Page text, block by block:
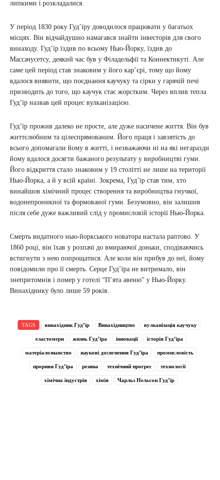
липкими і розкладалися.
У період 1830 року Гудʼїру доводилося працювати у багатьох
місцях. Він відчайдушно намагався знайти інвесторів для свого
винаходу. Гудʼїр їздив по всьому Нью-Йорку, їздив до
Массачусетсу, деякий час був у Філадельфії та Коннектикуті. Але
саме цей період став знаковим у його кар’єрі, тому що йому
вдалося виявити, що поєднання каучуку та сірки у гарячій печі
призводить до того, що каучук стає жорстким. Через вплив тепла
Гудʼїр назвав цей процес вулканізацією.
Гудʼїр прожив далеко не просте, але дуже насичене життя. Він був
життєлюбним та цілеспрямованим. Його праця і завзятість до
всього допомагали йому в житті, і незважаючи ні на які негаразди
йому вдалося досягти бажаного результату у виробництві гуми.
Його відкриття стало знаковим у 19 столітті не лише на території
Нью-Йорка, а й у всій країні. Зокрема, Гудʼїр став тим, хто
винайшов хімічний процес створення та виробництва гнучкої,
водонепроникної та формованої гуми. Безумовно, він залишив
після себе дуже важливий слід у промисловій історії Нью-Йорка.
Смерть видатного нью-йоркського новатора настала раптово. У
1860 році, він їхав у розпачі до вмираючої доньки, сподіваючись
встигнути з нею попрощатися. Але коли він прибув до неї, йому
повідомили про її смерть. Серце Гудʼїра не витримало, він
знепритомнів і помер у готелі “П’ята авеню” у Нью-Йорку.
Винахіднику було лише 59 років.
TAGS винахідник Гудʼїр Винахідництво вулканізація каучуку
еластомери жизнь Гудʼїра інновації історія Гудʼїра
матеріалознавство наукові досягнення Гудʼїра промисловість
прориви Гудʼїра резина технічний прогрес технології
хімічна індустрія хімія Чарльз Нельсон Гудʼїр